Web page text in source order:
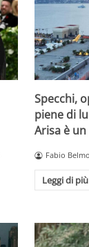
Specchi,
piene di
Arisa è
Fabio
Leggi di più